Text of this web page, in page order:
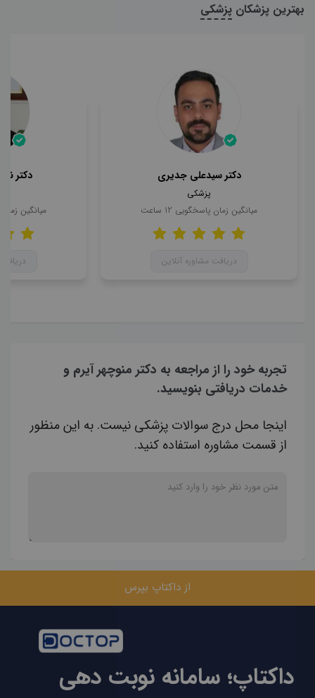
بهترین پزشکان پزشکی
دکتر سیدعلی جدیری
پزشکی
میانگین زمان پاسخگویی 12 ساعت
دریافت مشاوره آنلاین
دکتر
میانگین
تجربه خود را از مراجعه به دکتر منوچهر آیرم و
خدمات دریافتی بنویسید.
اینجا محل درج سوالات پزشکی نیست. به این منظور
از قسمت مشاوره استفاده کنید.
از داکتاپ بپرس
داکتاپ؛ سامانه نوبت دهی